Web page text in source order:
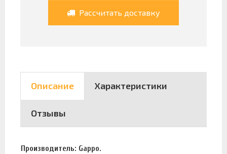
Рассчитать доставку
Описание Характеристики
Отзывы
Производитель: Gappo.